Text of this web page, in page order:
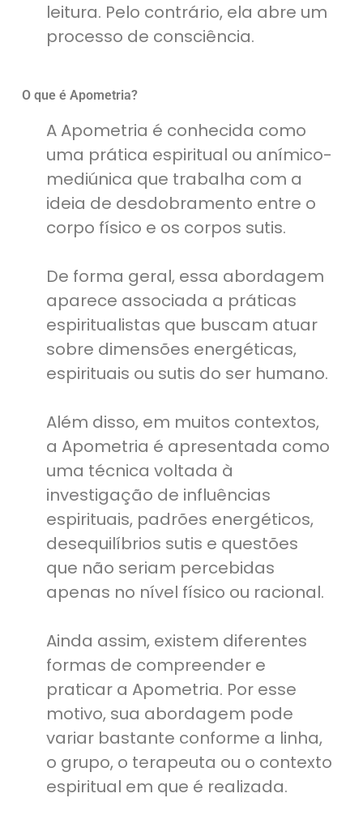
leitura. Pelo contrário, ela abre um
processo de consciência.
O que é Apometria?
A Apometria é conhecida como
uma prática espiritual ou anímico-
mediúnica que trabalha com a
ideia de desdobramento entre o
corpo físico e os corpos sutis.
De forma geral, essa abordagem
aparece associada a práticas
espiritualistas que buscam atuar
sobre dimensões energéticas,
espirituais ou sutis do ser humano.
Além disso, em muitos contextos,
a Apometria é apresentada como
uma técnica voltada à
investigação de influências
espirituais, padrões energéticos,
desequilíbrios sutis e questões
que não seriam percebidas
apenas no nível físico ou racional.
Ainda assim, existem diferentes
formas de compreender e
praticar a Apometria. Por esse
motivo, sua abordagem pode
variar bastante conforme a linha,
o grupo, o terapeuta ou o contexto
espiritual em que é realizada.